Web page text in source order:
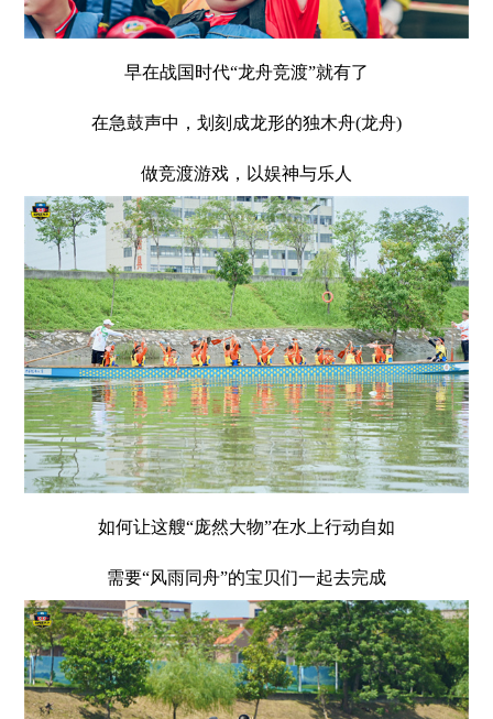
早在战国时代“龙舟竞渡”就有了
在急鼓声中，划刻成龙形的独木舟(龙舟)
做竞渡游戏，以娱神与乐人
如何让这艘“庞然大物”在水上行动自如
需要“风雨同舟”的宝贝们一起去完成